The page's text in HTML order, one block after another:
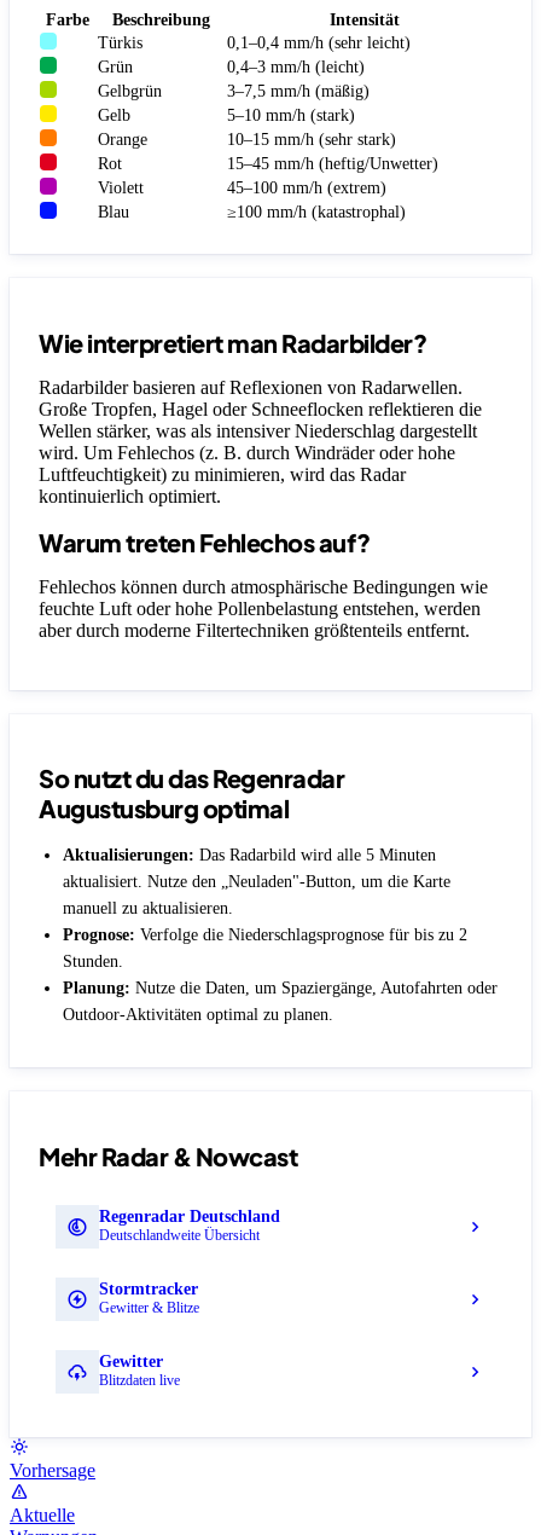
Farbe Beschreibung
Intensität
Türkis
0,1–0,4 mm/h (sehr leicht)
Grün
0,4–3 mm/h (leicht)
Gelbgrün
3–7,5 mm/h (mäßig)
Gelb
5–10 mm/h (stark)
Orange
10–15 mm/h (sehr stark)
Rot
15–45 mm/h (heftig/Unwetter)
Violett
45–100 mm/h (extrem)
Blau
≥100 mm/h (katastrophal)
Wie interpretiert man Radarbilder?
Radarbilder basieren auf Reflexionen von Radarwellen.
Große Tropfen, Hagel oder Schneeflocken reflektieren die
Wellen stärker, was als intensiver Niederschlag dargestellt
wird. Um Fehlechos (z. B. durch Windräder oder hohe
Luftfeuchtigkeit) zu minimieren, wird das Radar
kontinuierlich optimiert.
Warum treten Fehlechos auf?
Fehlechos können durch atmosphärische Bedingungen wie
feuchte Luft oder hohe Pollenbelastung entstehen, werden
aber durch moderne Filtertechniken größtenteils entfernt.
So nutzt du das Regenradar
Augustusburg optimal
Aktualisierungen: Das Radarbild wird alle 5 Minuten
aktualisiert. Nutze den „Neuladen"-Button, um die Karte
manuell zu aktualisieren.
Prognose: Verfolge die Niederschlagsprognose für bis zu 2
Stunden.
Planung: Nutze die Daten, um Spaziergänge, Autofahrten oder
Outdoor-Aktivitäten optimal zu planen.
Mehr Radar & Nowcast
Regenradar Deutschland
Deutschlandweite Übersicht
Stormtracker
Gewitter & Blitze
Gewitter
Blitzdaten live
Vorhersage
Aktuelle